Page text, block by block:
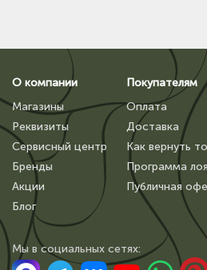
О компании
Магазины
Реквизиты
Сервисный центр
Бренды
Акции
Блог
Покупателям
Оплата
Доставка
Как вернуть
Программа
Публичная
Мы в сoциальных сетях: